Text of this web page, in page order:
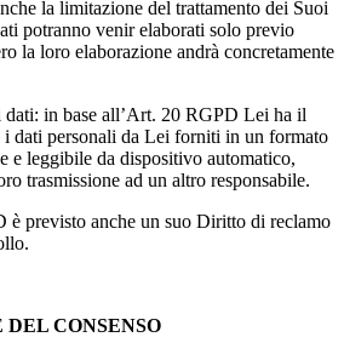
la limitazione del trattamento dei Suoi
potranno venir elaborati solo previo
la loro elaborazione andrà concretamente
in base all’Art. 20 RGPD Lei ha il
i dati personali da Lei forniti in un formato
e leggibile da dispositivo automatico,
trasmissione ad un altro responsabile.
è previsto anche un suo Diritto di reclamo
CONSENSO